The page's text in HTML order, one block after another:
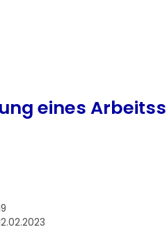
eines